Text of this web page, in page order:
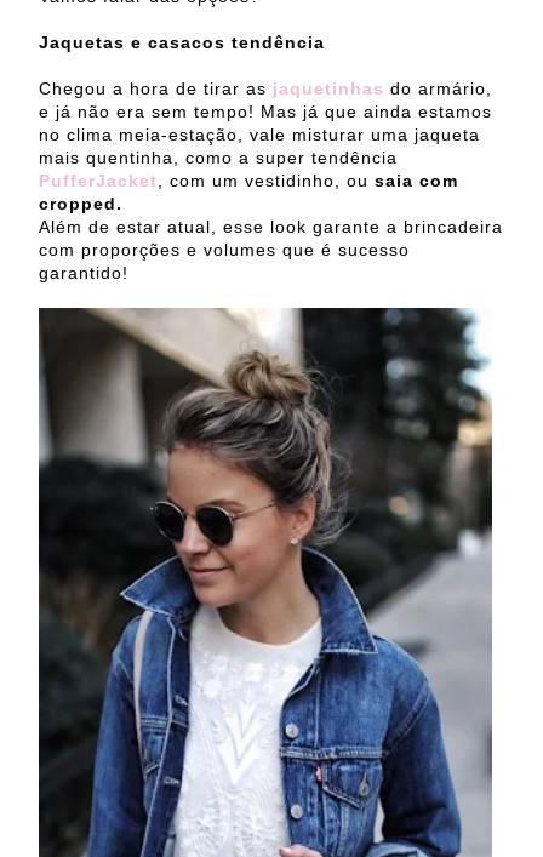
Jaquetas e casacos tendência
Chegou a hora de tirar as jaquetinhas do armário,
e já não era sem tempo! Mas já que ainda estamos
no clima meia-estação, vale misturar uma jaqueta
mais quentinha, como a super tendência
PufferJacket , com um vestidinho, ou saia com
cropped.
Além de estar atual, esse look garante a brincadeira
com proporções e volumes que é sucesso
garantido!